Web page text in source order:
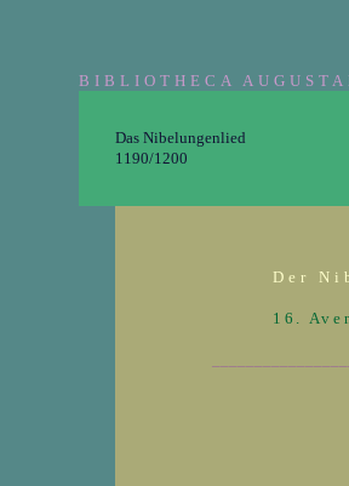
BIBLIOTHECA
Das Nibelungenlied
1190/1200
Der
16.